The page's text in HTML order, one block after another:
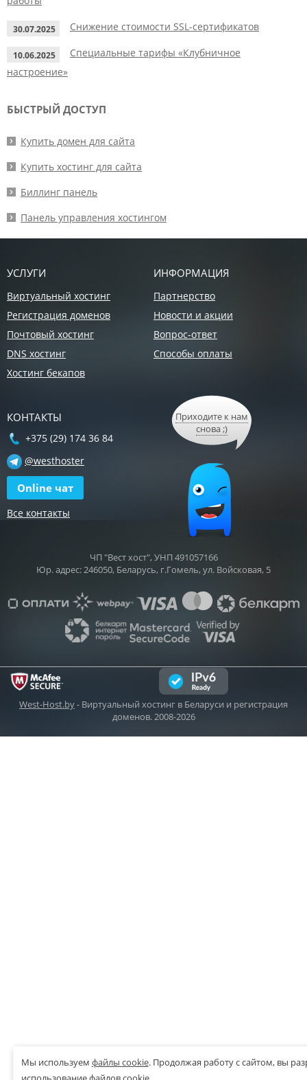
30.07.2025 Снижение стоимости SSL-сертификатов
10.06.2025
Специальные тарифы «Клубничное
настроение»
БЫСТРЫЙ ДОСТУП
Купить домен для сайта
Купить хостинг для сайта
Биллинг панель
Панель управления хостингом
УСЛУГИ
Виртуальный хостинг
Регистрация доменов
Почтовый хостинг
DNS хостинг
Хостинг бекапов
ИНФОРМАЦИЯ
Партнерство
Новости и акции
Вопрос-ответ
Способы оплаты
КОНТАКТЫ
+375 (29) 174 36 84
@westhoster
Online чат
Все контакты
Приходите к нам
снова ;)
ЧП "Вест хост", УНП 491057166
Юр. адрес: 246050, Беларусь, г.Гомель, ул. Войсковая, 5
West-Host.by- Виртуальный хостинг в Беларуси и регистрация
доменов. 2008-2026
Мы используем файлы cookie. Продолжая работу с сайтом, вы